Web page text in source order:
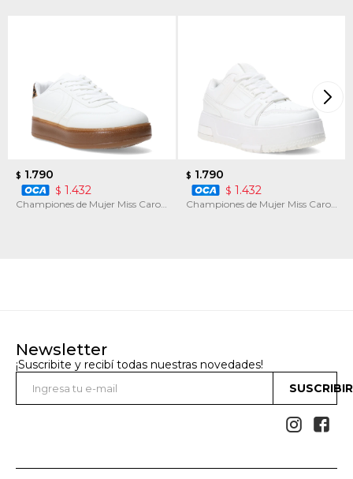
$ 1.790
$ 1.432
Championes de Mujer Miss Carol
$ 1.790
$ 1.432
Championes de Mujer Miss Carol
Newsletter
¡Suscribite y recibí todas nuestras novedades!
 